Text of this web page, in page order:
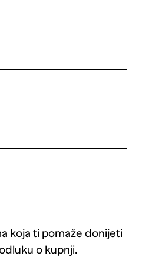
koja ti pomaže donijeti
o kupnji.